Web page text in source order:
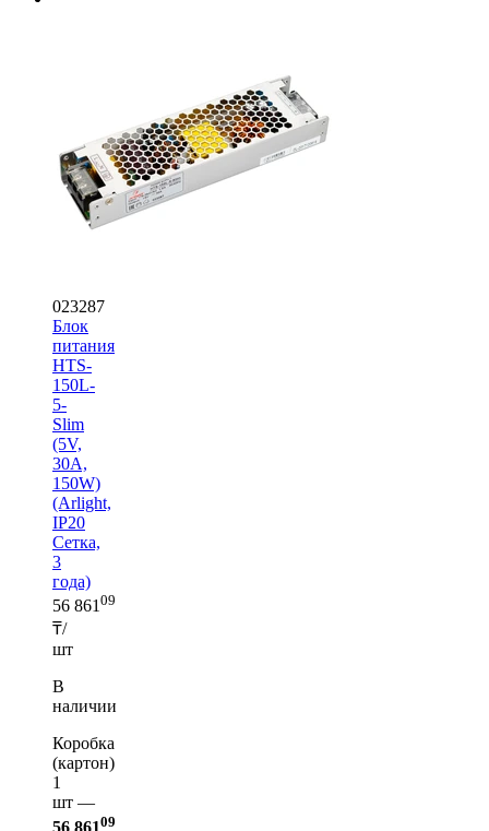
023287
Блок
питания
HTS-
150L-
5-
Slim
(5V,
30A,
150W)
(Arlight,
IP20
Сетка,
3
года)
56 861 09
₸/
шт
В
наличии
Коробка
(картон)
1
шт —
56 86109